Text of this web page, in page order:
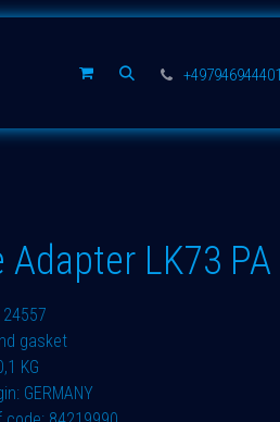
Adapter LK73
gasket
KG
GERMANY